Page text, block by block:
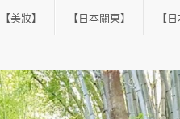
【美妝】 【日本關東】 【